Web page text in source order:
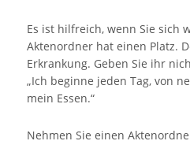
Es ist hilfreich, wenn Sie sich
Aktenordner hat einen Platz.
Erkrankung. Geben Sie ihr
„Ich beginne jeden Tag, von
mein Essen.“
Nehmen Sie einen